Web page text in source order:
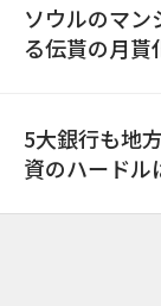
ソウルのマン
る伝貰の月貰
5大銀行も地
資のハードル